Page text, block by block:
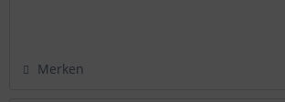
Merken